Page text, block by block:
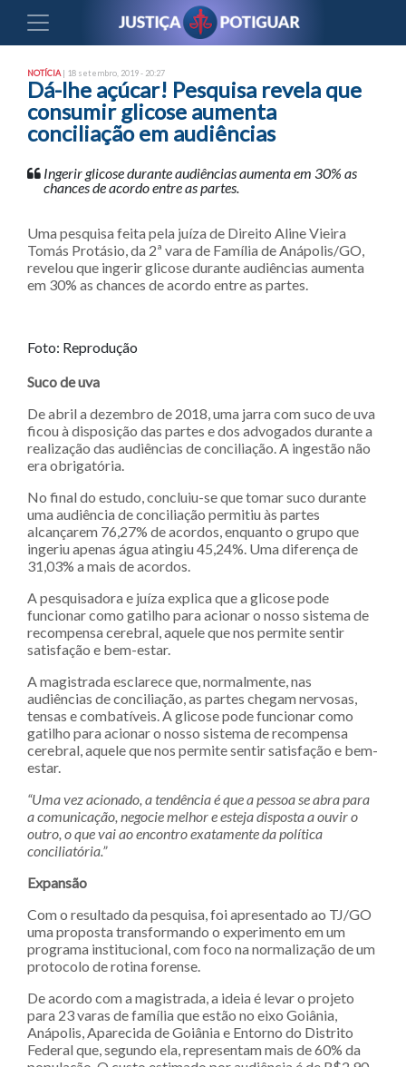
NOTÍCIA | 18 setembro, 2019 - 20:27
Dá-lhe açúcar! Pesquisa revela que
consumir glicose aumenta
conciliação em audiências
Ingerir glicose durante audiências aumenta em 30% as
chances de acordo entre as partes.
Uma pesquisa feita pela juíza de Direito Aline Vieira
Tomás Protásio, da 2ª vara de Família de Anápolis/GO,
revelou que ingerir glicose durante audiências aumenta
em 30% as chances de acordo entre as partes.
Foto: Reprodução
Suco de uva
De abril a dezembro de 2018, uma jarra com suco de uva
ficou à disposição das partes e dos advogados durante a
realização das audiências de conciliação. A ingestão não
era obrigatória.
No final do estudo, concluiu-se que tomar suco durante
uma audiência de conciliação permitiu às partes
alcançarem 76,27% de acordos, enquanto o grupo que
ingeriu apenas água atingiu 45,24%. Uma diferença de
31,03% a mais de acordos.
A pesquisadora e juíza explica que a glicose pode
funcionar como gatilho para acionar o nosso sistema de
recompensa cerebral, aquele que nos permite sentir
satisfação e bem-estar.
A magistrada esclarece que, normalmente, nas
audiências de conciliação, as partes chegam nervosas,
tensas e combatíveis. A glicose pode funcionar como
gatilho para acionar o nosso sistema de recompensa
cerebral, aquele que nos permite sentir satisfação e bem-
estar.
“Uma vez acionado, a tendência é que a pessoa se abra para
a comunicação, negocie melhor e esteja disposta a ouvir o
outro, o que vai ao encontro exatamente da política
conciliatória.”
Expansão
Com o resultado da pesquisa, foi apresentado ao TJ/GO
uma proposta transformando o experimento em um
programa institucional, com foco na normalização de um
protocolo de rotina forense.
De acordo com a magistrada, a ideia é levar o projeto
para 23 varas de família que estão no eixo Goiânia,
Anápolis, Aparecida de Goiânia e Entorno do Distrito
Federal que, segundo ela, representam mais de 60% da